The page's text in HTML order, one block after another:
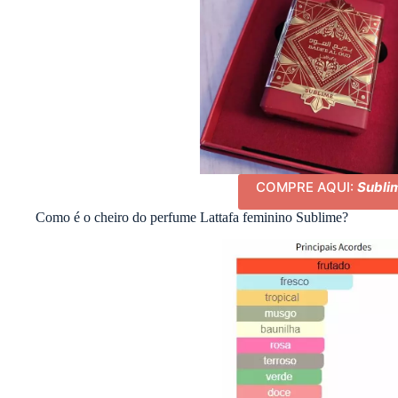
COMPRE AQUI:
Como é o cheiro do perfume Lattafa feminino Sublime?